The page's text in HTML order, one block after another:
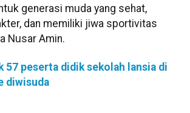
generasi muda yang sehat,
dan memiliki jiwa sportivitas
Nusar Amin.
57 peserta didik sekolah lansia di
diwisuda